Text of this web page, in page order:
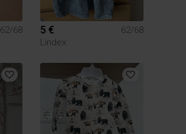
62/68
5 €
62/68
Lindex